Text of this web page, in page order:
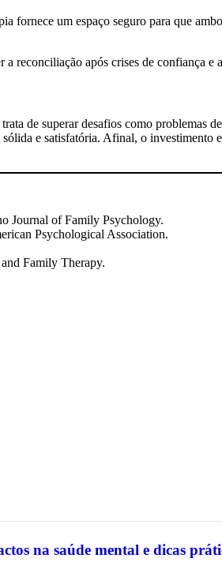
fornece um espaço seguro para que
após crises de confiança e
de superar desafios como problemas
e satisfatória. Afinal, o investimento
Journal of Family Psychology.
Psychological Association.
Family Therapy.
na saúde mental e dicas